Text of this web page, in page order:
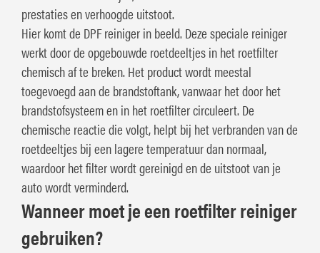
prestaties en verhoogde uitstoot.
Hier komt de DPF reiniger in beeld. Deze speciale reiniger
werkt door de opgebouwde roetdeeltjes in het roetfilter
chemisch af te breken. Het product wordt meestal
toegevoegd aan de brandstoftank, vanwaar het door het
brandstofsysteem en in het roetfilter circuleert. De
chemische reactie die volgt, helpt bij het verbranden van de
roetdeeltjes bij een lagere temperatuur dan normaal,
waardoor het filter wordt gereinigd en de uitstoot van je
auto wordt verminderd.
Wanneer moet je een roetfilter reiniger
gebruiken?